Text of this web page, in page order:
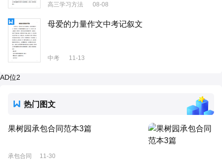
高三学习方法 08-08
母爱的力量作文中考记叙文
中考 11-13
AD位2
热门图文
果树园承包合同范本3篇
承包合同 11-30